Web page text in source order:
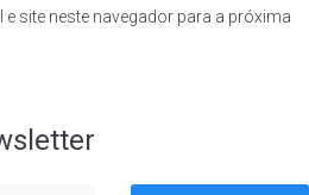
site neste navegador para a próxima